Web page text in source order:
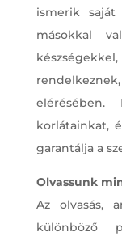
ismerik
másokkal
korlátainkat,
garantálja a
Olvassunk
Az olvasás,
különböző